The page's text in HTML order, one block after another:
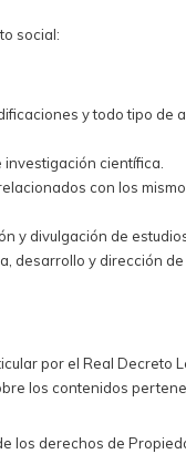
social:
y todo tipo
científica.
con los
y divulgación de
desarrollo y dirección
por el Real Decreto
los contenidos
derechos de